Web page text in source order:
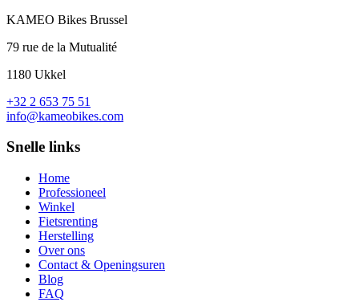
KAMEO Bikes Brussel
79 rue de la Mutualité
1180 Ukkel
+32 2 653 75 51
info@kameobikes.com
Snelle links
Home
Professioneel
Winkel
Fietsrenting
Herstelling
Over ons
Contact & Openingsuren
Blog
FAQ